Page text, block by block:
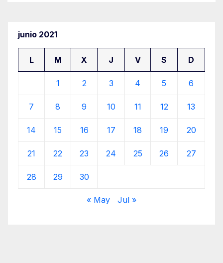
junio 2021
L M X J V S D
1 2 3 4 5 6
7 8 9 10 11 12 13
14 15 16 17 18 19 20
21 22 23 24 25 26 27
28 29 30
« May Jul »